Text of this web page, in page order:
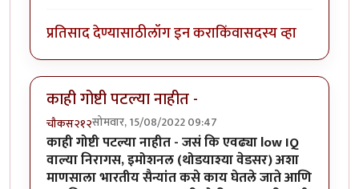
प्रतिसाद देण्यासाठीलॉग इन कराकिंवासदस्य व्हा
काही गोष्टी पटल्या नाहीत -
चौकस२१२सोमवार, 15/08/2022 09:47
काही गोष्टी पटल्या नाहीत - जसं कि एवढ्या low IQ
वाल्या निरागस, इमोशनल (थोडयाश्या वेडसर) अशा
माणसाला भारतीय सैन्यांत कसे काय घेतले जाते आणि